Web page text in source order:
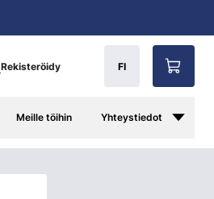
Rekisteröidy FI
Meille töihin Yhteystiedot